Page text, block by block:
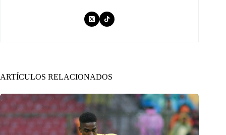
ARTÍCULOS RELACIONADOS